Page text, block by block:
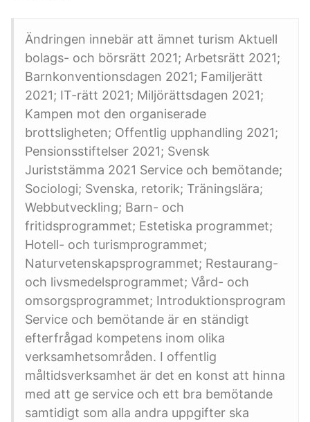
Ändringen innebär att ämnet turism Aktuell
bolags- och börsrätt 2021; Arbetsrätt 2021;
Barnkonventionsdagen 2021; Familjerätt
2021; IT-rätt 2021; Miljörättsdagen 2021;
Kampen mot den organiserade
brottsligheten; Offentlig upphandling 2021;
Pensionsstiftelser 2021; Svensk
Juriststämma 2021 Service och bemötande;
Sociologi; Svenska, retorik; Träningslära;
Webbutveckling; Barn- och
fritidsprogrammet; Estetiska programmet;
Hotell- och turismprogrammet;
Naturvetenskapsprogrammet; Restaurang-
och livsmedelsprogrammet; Vård- och
omsorgsprogrammet; Introduktionsprogram
Service och bemötande är en ständigt
efterfrågad kompetens inom olika
verksamhetsområden. I offentlig
måltidsverksamhet är det en konst att hinna
med att ge service och ett bra bemötande
samtidigt som alla andra uppgifter ska